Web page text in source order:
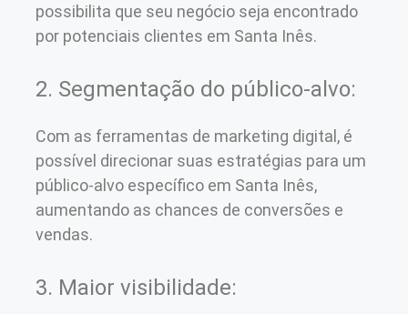
possibilita que seu negócio seja encontrado
por potenciais clientes em Santa Inês.
2. Segmentação do público-alvo:
Com as ferramentas de marketing digital, é
possível direcionar suas estratégias para um
público-alvo específico em Santa Inês,
aumentando as chances de conversões e
vendas.
3. Maior visibilidade: